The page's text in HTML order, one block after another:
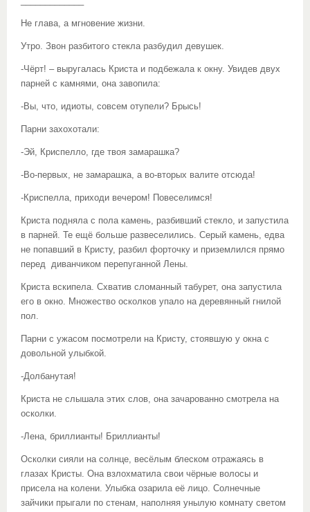
Не глава, а мгновение жизни.
Утро. Звон разбитого стекла разбудил девушек.
-Чёрт! – выругалась Криста и подбежала к окну. Увидев двух
парней с камнями, она завопила:
-Вы, что, идиоты, совсем отупели? Брысь!
Парни захохотали:
-Эй, Криспелло, где твоя замарашка?
-Во-первых, не замарашка, а во-вторых валите отсюда!
-Криспелла, приходи вечером! Повеселимся!
Криста подняла с пола камень, разбивший стекло, и запустила
в парней. Те ещё больше развеселились. Серый камень, едва
не попавший в Кристу, разбил форточку и приземлился прямо
перед диванчиком перепуганной Лены.
Криста вскипела. Схватив сломанный табурет, она запустила
его в окно. Множество осколков упало на деревянный гнилой
пол.
Парни с ужасом посмотрели на Кристу, стоявшую у окна с
довольной улыбкой.
-Долбанутая!
Криста не слышала этих слов, она зачарованно смотрела на
осколки.
-Лена, бриллианты! Бриллианты!
Осколки сияли на солнце, весёлым блеском отражаясь в
глазах Кристы. Она взлохматила свои чёрные волосы и
присела на колени. Улыбка озарила её лицо. Солнечные
зайчики прыгали по стенам, наполняя унылую комнату светом